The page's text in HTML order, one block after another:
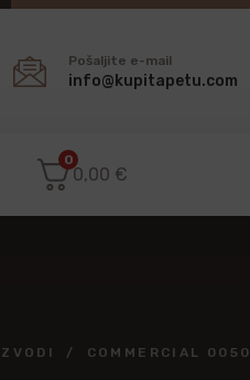
Pošaljite e-mail
info@kupitapetu.com
0
0,00 €
COMMERCIAL 0050